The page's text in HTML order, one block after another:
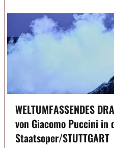
WELTUMFASSENDES
von Giacomo Puccini in
Staatsoper/STUTTGART